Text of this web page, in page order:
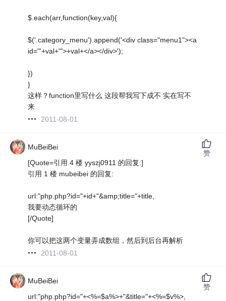
$.each(arr,function(key,val){
$('.category_menu').append('<div class="menu1"><a
id="'+val+'">+val+</a></div>');
})
}
这样？function里写什么 这段帮我写下成不 实在写不
来
2011-08-01
MuBeiBei
[Quote=引用 4 楼 yyszj0911 的回复:]
引用 1 楼 mubeibei 的回复:
url:"php.php?id="+id+"&amp;title="+title,
我要动态循环的
[/Quote]
你可以把这两个变量弄成数组，然后到后台再解析
2011-08-01
赞
MuBeiBei
url:"php.php?id="+<%=$a%>+"&title="+<%=$v%>,
赞